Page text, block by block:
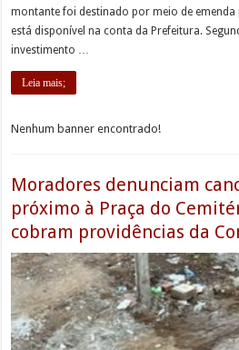
montante foi destinado por meio de
está disponível na conta da Prefeitura.
investimento …
Leia mais;
Nenhum banner encontrado!
Moradores denunciam
próximo à Praça do
cobram providências da